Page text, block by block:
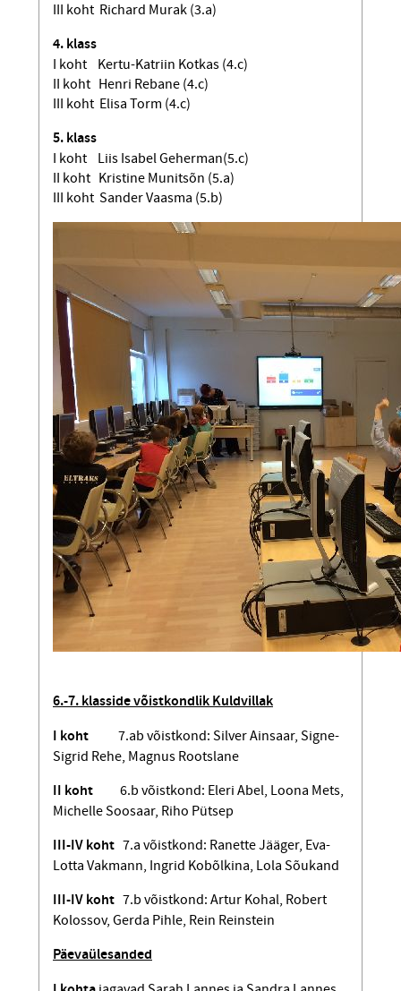
III koht Richard Murak (3.a)
4. klass
I koht Kertu-Katriin Kotkas (4.c)
II koht Henri Rebane (4.c)
III koht Elisa Torm (4.c)
5. klass
I koht Liis Isabel Geherman(5.c)
II koht Kristine Munitsõn (5.a)
III koht Sander Vaasma (5.b)
6.-7. klasside võistkondlik Kuldvillak
I koht 7.ab võistkond: Silver Ainsaar, Signe-
Sigrid Rehe, Magnus Rootslane
II koht 6.b võistkond: Eleri Abel, Loona Mets,
Michelle Soosaar, Riho Pütsep
III-IV koht 7.a võistkond: Ranette Jääger, Eva-
Lotta Vakmann, Ingrid Kobõlkina, Lola Sõukand
III-IV koht 7.b võistkond: Artur Kohal, Robert
Kolossov, Gerda Pihle, Rein Reinstein
Päevaülesanded